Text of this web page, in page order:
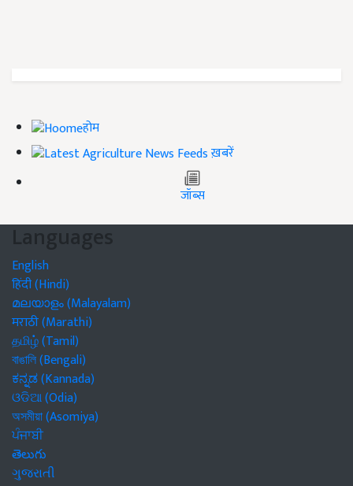
होम
ख़बरें
जॉब्स
Languages
English
हिंदी (Hindi)
മലയാളം (Malayalam)
मराठी (Marathi)
தமிழ் (Tamil)
বাঙালি (Bengali)
ಕನ್ನಡ (Kannada)
ଓଡିଆ (Odia)
অসমীয়া (Asomiya)
ਪੰਜਾਬੀ
తెలుగు
ગુજરાતી